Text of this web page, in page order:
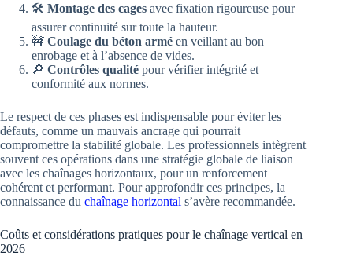
🛠️ Montage des cages avec fixation rigoureuse pour
assurer continuité sur toute la hauteur.
🚧 Coulage du béton armé en veillant au bon
enrobage et à l’absence de vides.
🔎 Contrôles qualité pour vérifier intégrité et
conformité aux normes.
Le respect de ces phases est indispensable pour éviter les
défauts, comme un mauvais ancrage qui pourrait
compromettre la stabilité globale. Les professionnels intègrent
souvent ces opérations dans une stratégie globale de liaison
avec les chaînages horizontaux, pour un renforcement
cohérent et performant. Pour approfondir ces principes, la
connaissance du chaînage horizontal s’avère recommandée.
Coûts et considérations pratiques pour le chaînage vertical en
2026